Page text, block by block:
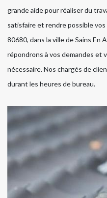
grande aide pour réaliser du
satisfaire et rendre possible
80680, dans la ville de Sains En
répondrons à vos demandes et
nécessaire. Nos chargés de
durant les heures de bureau.